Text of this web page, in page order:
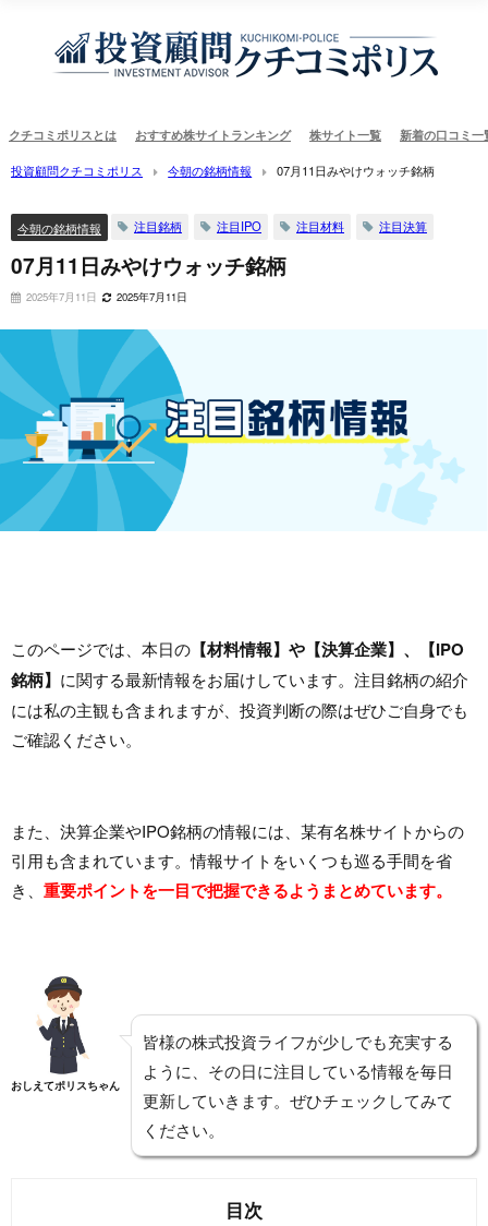
クチコミポリスとは おすすめ株サイトランキング 株サイト一覧 新着の口コミ一
投資顧問クチコミポリス 今朝の銘柄情報 07月11日みやけウォッチ銘柄
今朝の銘柄情報 注目銘柄 注目IPO 注目材料 注目決算
07月11日みやけウォッチ銘柄
2025年7月11日 2025年7月11日
このページでは、本日の 【材料情報】や【決算企業】、【IPO
銘柄】 に関する最新情報をお届けしています。注目銘柄の紹介
には私の主観も含まれますが、投資判断の際はぜひご自身でも
ご確認ください。
また、決算企業やIPO銘柄の情報には、某有名株サイトからの
引用も含まれています。情報サイトをいくつも巡る手間を省
き、 重要ポイントを一目で把握できるようまとめています。
おしえてポリスちゃん
皆様の株式投資ライフが少しでも充実する
ように、その日に注目している情報を毎日
更新していきます。ぜひチェックしてみて
ください。
目次